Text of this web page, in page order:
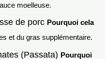
moelleuse.
de porc Pourquoi cela
et du gras supplémentaire.
(Passata) Pourquoi